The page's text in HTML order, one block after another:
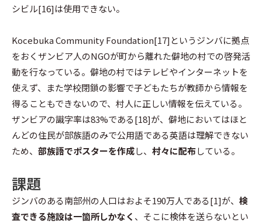
シビル[16]は使用できない。
Kocebuka Community Foundation[17]というジンバに拠点
をおくザンビア人のNGOが町から離れた僻地の村での啓発活
動を行なっている。僻地の村ではテレビやインターネットを
使えず、また学校閉鎖の影響で子どもたちが教師から情報を
得ることもできないので、村人に正しい情報を伝えている。
ザンビアの識字率は83%である[18]が、僻地においてはほと
んどの住民が部族語のみで公用語である英語は理解できない
ため、 部族語でポスターを作成し、 村々に配布している。
課題
ジンバのある南部州の人口はおよそ190万人である[1]が、 検
査できる施設は一箇所しかなく 、そこに検体を送らないとい